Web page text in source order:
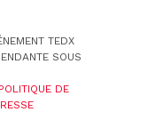
TEDX
SOUS
POLITIQUE DE